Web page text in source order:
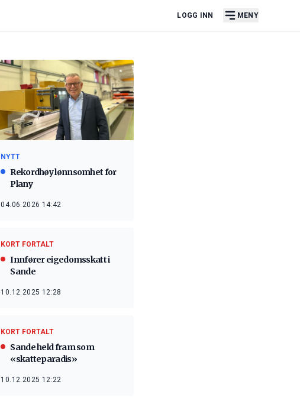
LOGG INN MENY
NYTT
Rekordhøy lønnsomhet for
Plany
04.06.2026 14:42
KORT FORTALT
Innfører eigedomsskatt i
Sande
10.12.2025 12:28
KORT FORTALT
Sande held fram som
«skatteparadis»
10.12.2025 12:22